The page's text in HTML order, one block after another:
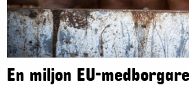
En miljon EU-